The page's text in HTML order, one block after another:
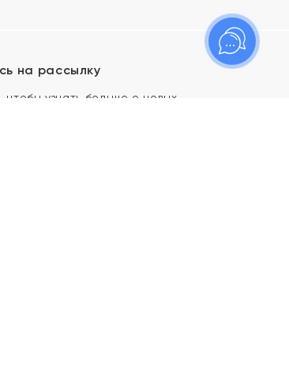
на рассылку
чтобы узнать больше о новых